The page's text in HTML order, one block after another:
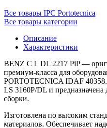
Все товары IPC Portotecnica
Все товары категории
Описание
Характеристики
BENZ C L DL 2217 PiP —
премиум‑класса для
PORTOTECNICA IDAF
LS 3160P/DL и
сборки.
Изготовлена по высоким
материалов. Обеспечивает